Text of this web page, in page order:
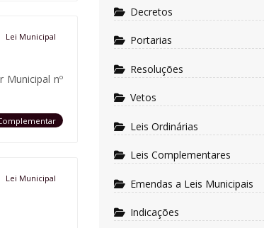
Lei Municipal
Municipal nº
Lei Municipal
Decretos
Portarias
Resoluções
Vetos
Leis Ordinárias
Leis Complementares
Emendas a Leis Municipais
Indicações